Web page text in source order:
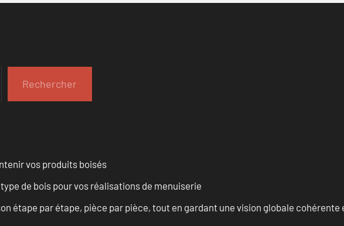
Rechercher
vos produits boisés
de bois pour vos réalisations de menuiserie
étape par étape, pièce par pièce, tout en gardant une vision globale